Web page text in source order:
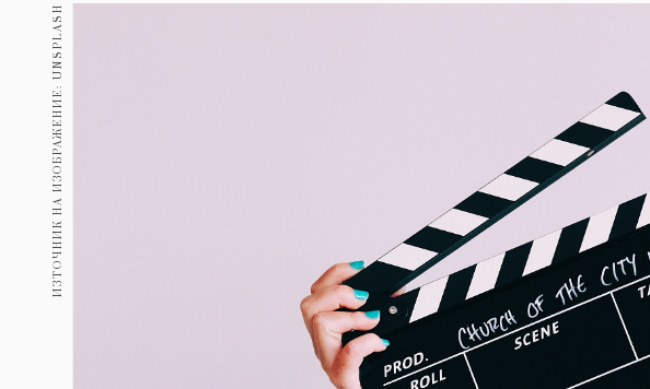
Пътувай
Здраве
Gentlemen
Wellness
ИЗТОЧНИК НА ИЗОБРАЖЕНИЕ: UNSPLASH